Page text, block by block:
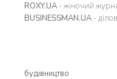
ROXY.UA - жіночий
BUSINESSMAN.UA -
будівництво